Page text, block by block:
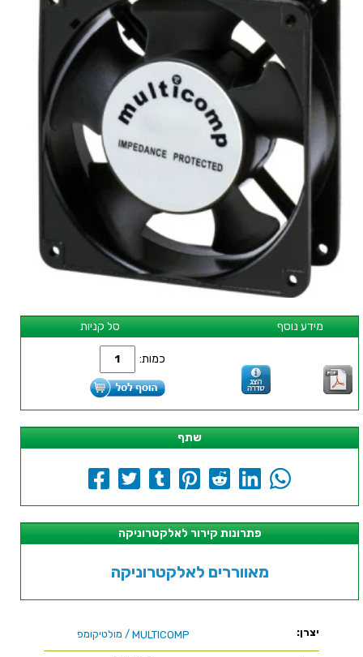
סל קניות מידע נוסף
כמות:
שתף
פתרונות קירור לאלקטרוניקה
מאווררים לאלקטרוניקה
יצרן: MULTICOMP / מולטיקומפ